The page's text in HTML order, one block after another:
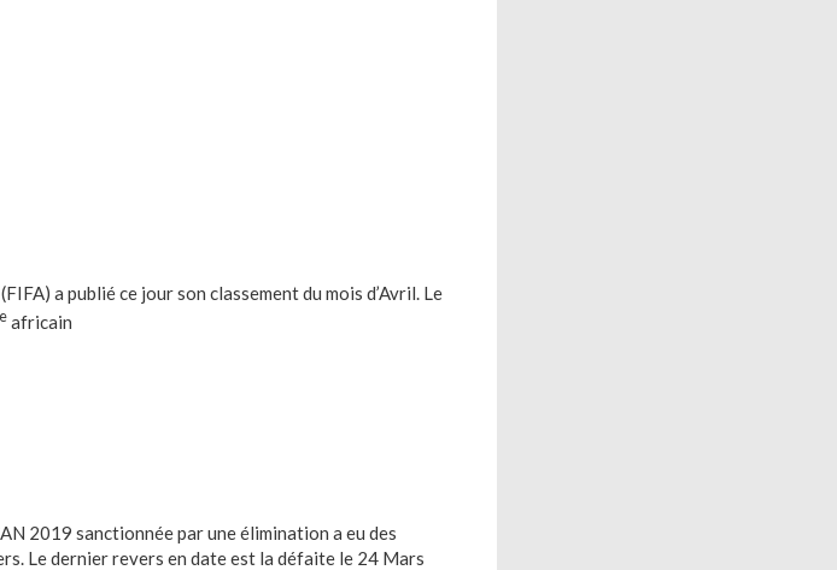
a publié ce jour son classement du mois d’Avril. Le
e africain
2019 sanctionnée par une élimination a eu des
Le dernier revers en date est la défaite le 24 Mars